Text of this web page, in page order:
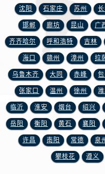
沈阳 石家庄 苏州
邯郸 廊坊 昆山 广
齐齐哈尔 呼和浩特 吉林
海口 赣州 漳州 拉
乌鲁木齐 大同 赤峰
张家口 温州 徐州
临沂 淮安 烟台 绍兴
岳阳 衡阳 黄石 襄阳
许昌 南阳 常德 泉
攀枝花 遵义